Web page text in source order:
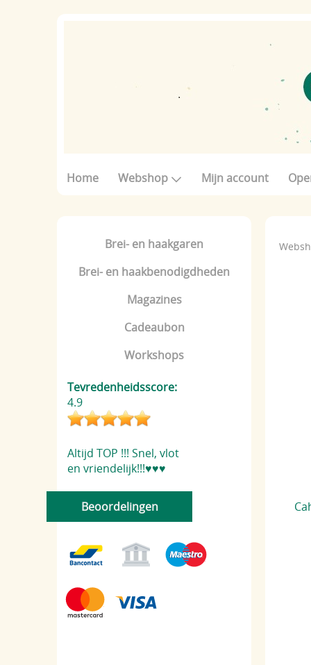
Home Webshop Mijn account
Brei- en haakgaren
Brei- en haakbenodigdheden
Magazines
Cadeaubon
Workshops
Tevredenheidsscore:
4.9
Altijd TOP !!! Snel, vlot
en vriendelijk!!!♥️♥️♥️
Beoordelingen